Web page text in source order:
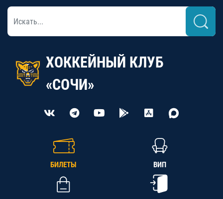
ХОККЕЙНЫЙ КЛУБ
«СОЧИ»
БИЛЕТЫ ВИП